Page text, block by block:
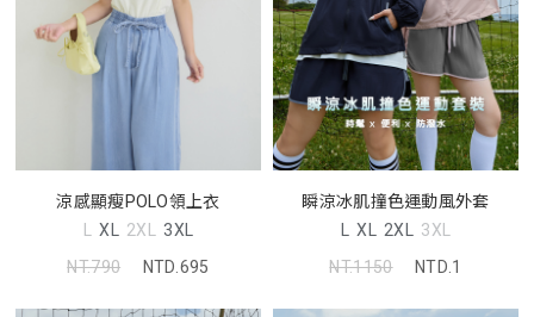
涼感顯瘦POLO領上衣
L XL 2XL 3XL
NT.790
NTD.695
瞬涼冰肌撞色運動風外套
L XL 2XL 3XL
NT.1150
NTD.1